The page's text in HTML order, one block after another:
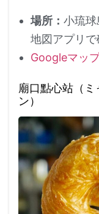
場所： 小琉
地図アプリで
Googleマッ
廟口點心站（
ン）